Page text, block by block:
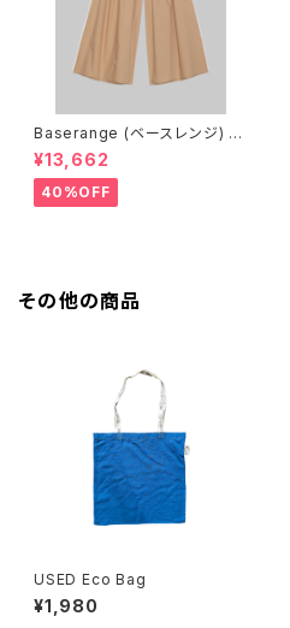
Baserange (ベースレンジ) C
ABLE PANTS (MARBLE BRO
WN)
¥13,662
40%OFF
その他の商品
USED Eco Bag
¥1,980